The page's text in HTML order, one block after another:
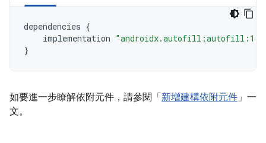
dependencies {
implementation
}
如要進一步瞭解依附元件，請參閱「 新增建構依附元件」一
文。